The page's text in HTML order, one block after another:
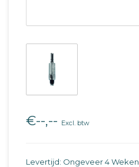
€--,-- Excl. btw
Levertijd: Ongeveer 4 Weken